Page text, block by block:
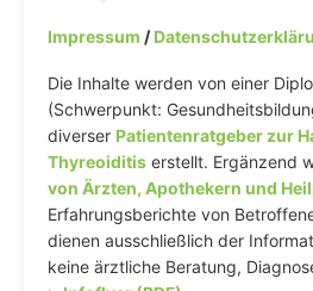
Impressum /
Die Inhalte werden von einer
(Schwerpunkt:
diverser Patientenratgeber zur
Thyreoiditis erstellt. Ergänzend
von Ärzten, Apothekern und
Erfahrungsberichte von
dienen ausschließlich der
keine ärztliche Beratung,